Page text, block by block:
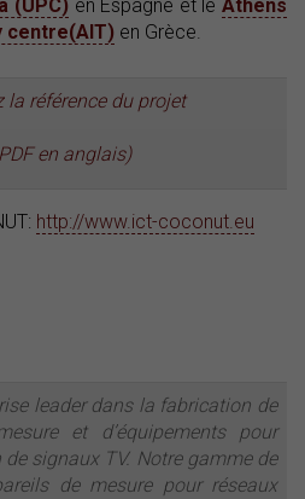
(UPC) en Espagne et le Athens
centre(AIT) en Grèce.
la référence du projet
en anglais)
http://www.ict-coconut.eu
leader dans la fabrication de
et d’équipements pour
signaux TV. Notre gamme de
de mesure pour réseaux